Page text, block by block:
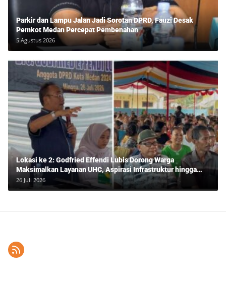
Parkir dan Lampu Jalan Jadi Sorotan DPRD, Fauzi Desak
Pemkot Medan Percepat Pembenahan
5 Agustus 2026
Lokasi ke 2: Godfried Effendi Lubis Dorong Warga
Maksimalkan Layanan UHC, Aspirasi Infrastruktur hingga
Pendidikan Mengemuka dalam Reses Medan Amplas
26 Juli 2026